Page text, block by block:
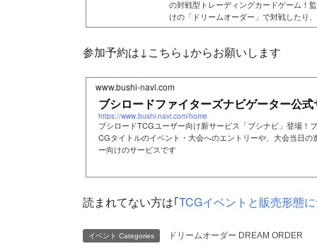
の対戦型トレーディングカードゲーム！
けの「ドリームオーダー」で対戦したり
ンしたりして楽しもう！
参加予約は↓こちら↓からお願いします
www.bushi-navi.com
ブシロードファイターズナビゲーター公式
https://www.bushi-navi.com/home
ブシロードTCGユーザー向け新サービス「ブシナビ」登場！
CGタイトルのイベント・大会へのエントリーや、大会当日
ー向けのサービスです
読まれてない方は｢TCGイベントと販売形態
イベント Categories ドリームオーダー DREAM ORDER